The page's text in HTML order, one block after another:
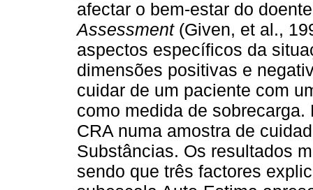
afectar o bem-estar do
Assessment(Given, et al.,
aspectos específicos da
dimensões positivas e
cuidar de um paciente com
como medida de
CRA numa amostra de
Substâncias. Os resultados
sendo que três factores